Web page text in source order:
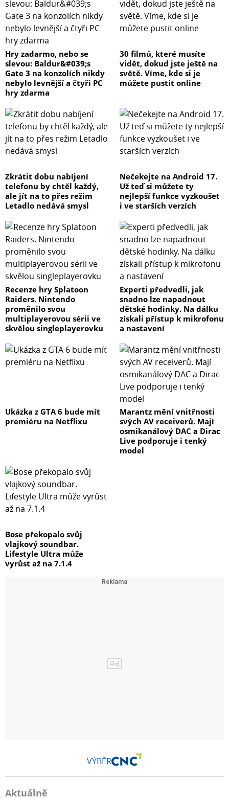
Hry zadarmo, nebo se
slevou: Baldur&#039;s
Gate 3 na konzolích nikdy
nebylo levnější a čtyři PC
hry zdarma
30 filmů, které musíte
vidět, dokud jste ještě na
světě. Víme, kde si je
můžete pustit online
Zkrátit dobu nabíjení
telefonu by chtěl každý,
ale jít na to přes režim
Letadlo nedává smysl
Nečekejte na Android 17.
Už teď si můžete ty
nejlepší funkce vyzkoušet
i ve starších verzích
Recenze hry Splatoon
Raiders. Nintendo
proměnilo svou
multiplayerovou sérii ve
skvělou singleplayerovku
Experti předvedli, jak
snadno lze napadnout
dětské hodinky. Na dálku
získali přístup k mikrofonu
a nastavení
Ukázka z GTA 6 bude mít
premiéru na Netflixu
Marantz mění vnitřnosti
svých AV receiverů. Mají
osmikanálový DAC a Dirac
Live podporuje i tenký
model
Bose překopalo svůj
vlajkový soundbar.
Lifestyle Ultra může
vyrůst až na 7.1.4
VÝBĚR
Aktuálně